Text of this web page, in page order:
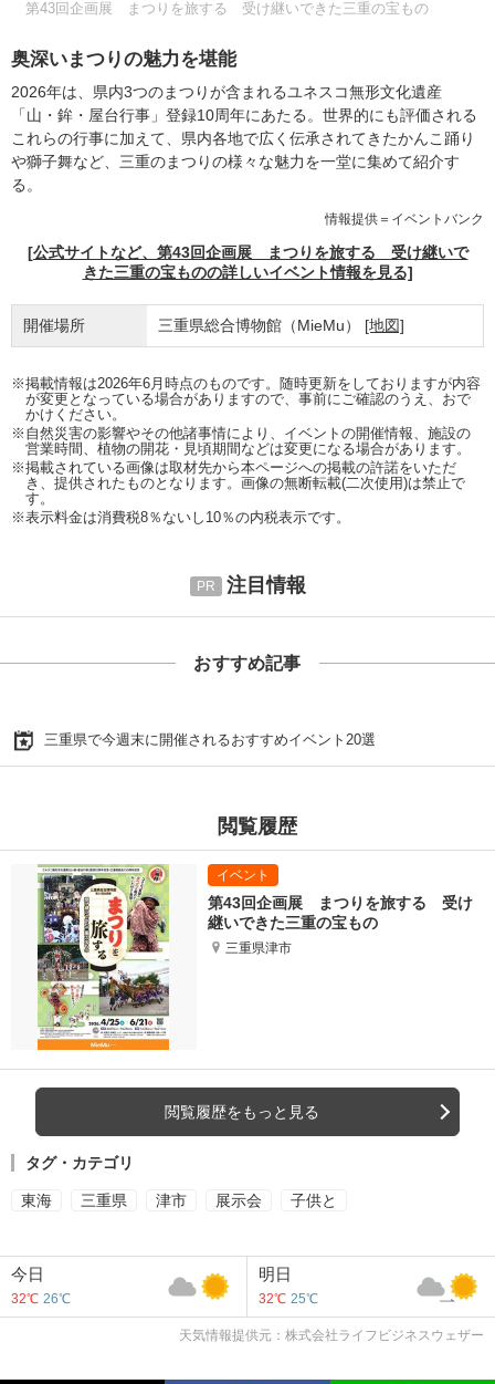
第43回企画展 まつりを旅する 受け継いできた三重の宝もの
奥深いまつりの魅力を堪能
2026年は、県内3つのまつりが含まれるユネスコ無形文化遺産
「山・鉾・屋台行事」登録10周年にあたる。世界的にも評価される
これらの行事に加えて、県内各地で広く伝承されてきたかんこ踊り
や獅子舞など、三重のまつりの様々な魅力を一堂に集めて紹介す
る。
情報提供＝イベントバンク
[公式サイトなど、第43回企画展 まつりを旅する 受け継いで
きた三重の宝ものの詳しいイベント情報を見る]
開催場所 三重県総合博物館（MieMu） [地図]
※掲載情報は2026年6月時点のものです。随時更新をしておりますが内容
が変更となっている場合がありますので、事前にご確認のうえ、おで
かけください。
※自然災害の影響やその他諸事情により、イベントの開催情報、施設の
営業時間、植物の開花・見頃期間などは変更になる場合があります。
※掲載されている画像は取材先から本ページへの掲載の許諾をいただ
き、提供されたものとなります。画像の無断転載(二次使用)は禁止で
す。
※表示料金は消費税8％ないし10％の内税表示です。
注目情報
おすすめ記事
三重県で今週末に開催されるおすすめイベント20選
閲覧履歴
第43回企画展 まつりを旅する 受け
継いできた三重の宝もの
三重県津市
閲覧履歴をもっと見る
タグ・カテゴリ
東海 三重県 津市 展示会 子供と
今日
32℃ 26℃
明日
32℃ 25℃
天気情報提供元：株式会社ライフビジネスウェザー